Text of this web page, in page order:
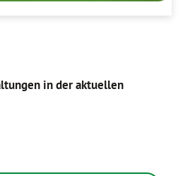
in der aktuellen